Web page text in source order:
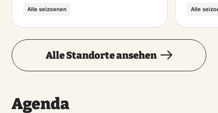
Alle seizoenen Alle
Alle Standorte ansehen
Agenda